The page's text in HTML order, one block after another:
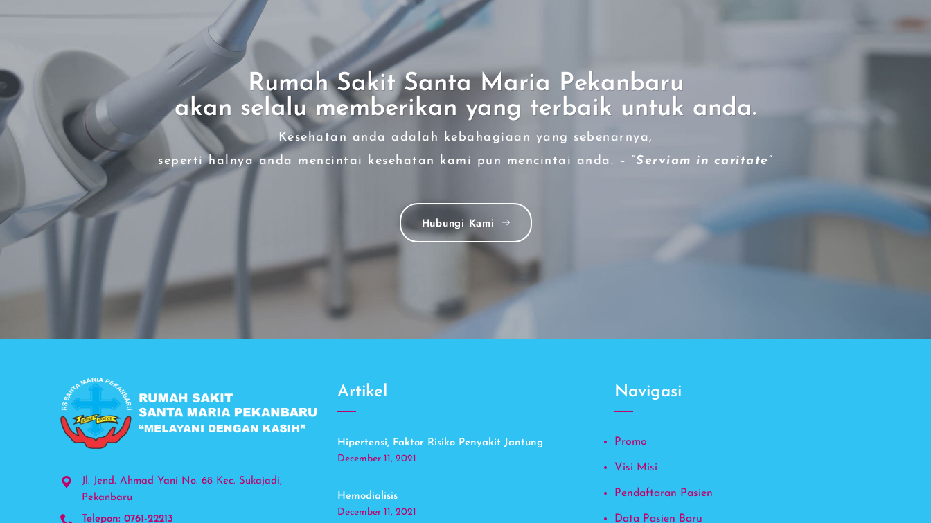
Rumah Sakit Santa Maria Pekanbaru
akan selalu memberikan yang terbaik untuk anda.
Kesehatan anda adalah kebahagiaan yang sebenarnya,
seperti halnya anda mencintai kesehatan kami pun mencintai anda. – “Serviam in caritate“
Hubungi Kami
Jl. Jend. Ahmad Yani No. 68 Kec. Sukajadi,
Pekanbaru
Telepon: 0761-22213
Artikel
Hipertensi, Faktor Risiko Penyakit Jantung
December 11, 2021
Hemodialisis
December 11, 2021
Navigasi
Promo
Visi Misi
Pendaftaran Pasien
Data Pasien Baru